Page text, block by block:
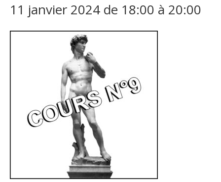
11 janvier 2024 de 18:00 à 20:00